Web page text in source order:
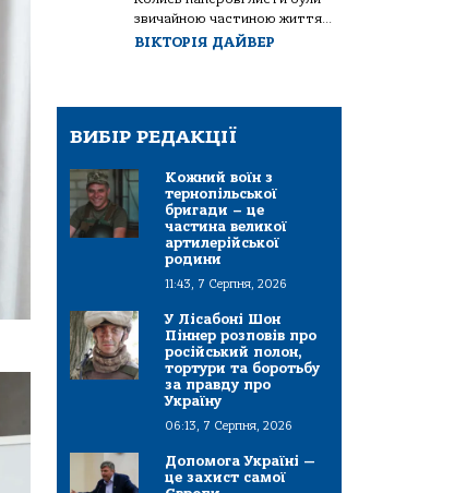
звичайною частиною життя...
ВІКТОРІЯ ДАЙВЕР
ВИБІР РЕДАКЦІЇ
Кожний воїн з
тернопільської
бригади – це
частина великої
артилерійської
родини
11:43, 7 Серпня, 2026
У Лісабоні Шон
Піннер розповів про
російський полон,
тортури та боротьбу
за правду про
Україну
06:13, 7 Серпня, 2026
Допомога Україні —
це захист самої